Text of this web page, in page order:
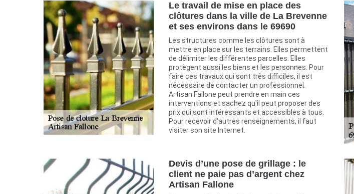
Le travail de mise en place des
clôtures dans la ville de La Brevenne
et ses environs dans le 69690
Les structures comme les clôtures sont à
mettre en place sur les terrains. Elles permettent
de délimiter les différentes parcelles. Elles
protègent aussi les biens et les personnes. Pour
faire ces travaux qui sont très difficiles, il est
nécessaire de contacter un professionnel.
Artisan Fallone peut prendre en main ces
interventions et sachez qu'il peut proposer des
prix qui sont intéressants et accessibles à tous.
Pour recevoir d'autres renseignements, il faut
visiter son site Internet.
Devis d’une pose de grillage : le
client ne paie pas d’argent chez
Artisan Fallone